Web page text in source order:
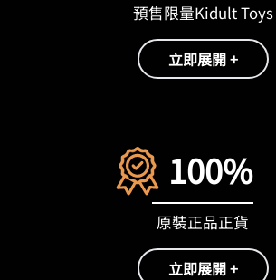
預售限量Kidult Toys
立即展開 +
100%
原裝正品正貨
立即展開 +